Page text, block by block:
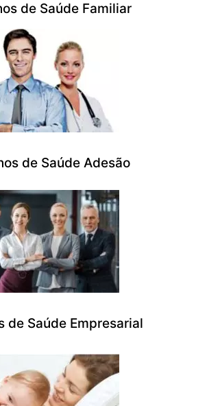
de Saúde Familiar
de Saúde Adesão
de Saúde Empresarial